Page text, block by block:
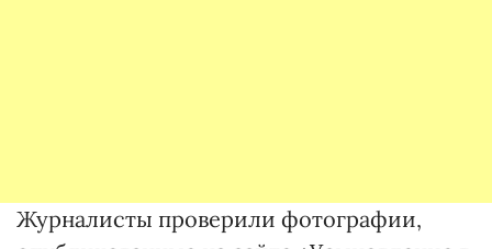
Журналисты проверили фотографии,